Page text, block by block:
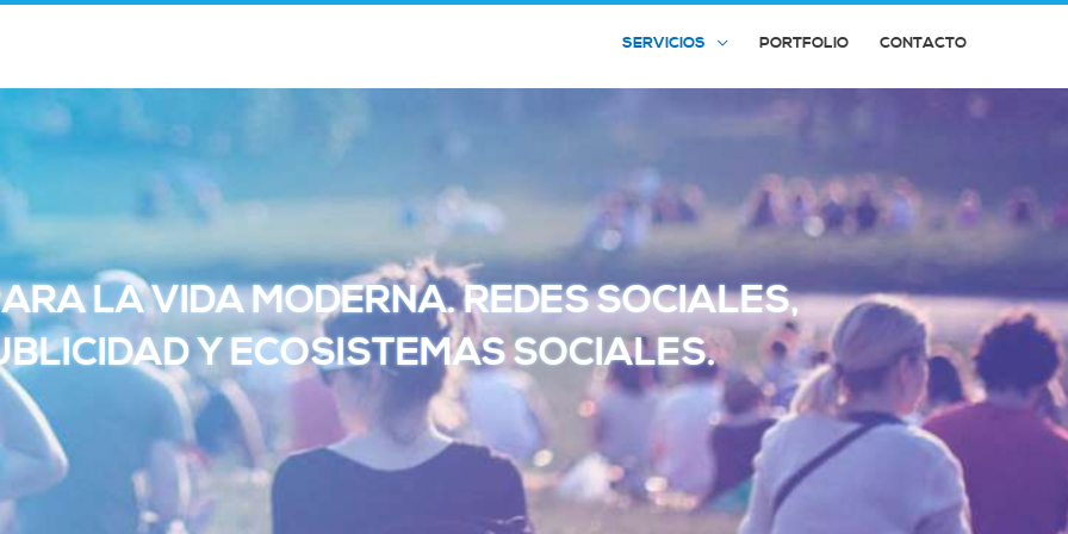
SERVICIOS PORTFOLIO CONTACTO
LA VIDA MODERNA. REDES SOCIALES,
Y ECOSISTEMAS SOCIALES.